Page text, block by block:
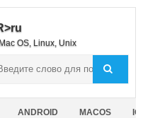
OS, Linux, Unix
ANDROID MACOS